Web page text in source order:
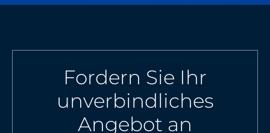
Fordern Sie Ihr
unverbindliches
Angebot an